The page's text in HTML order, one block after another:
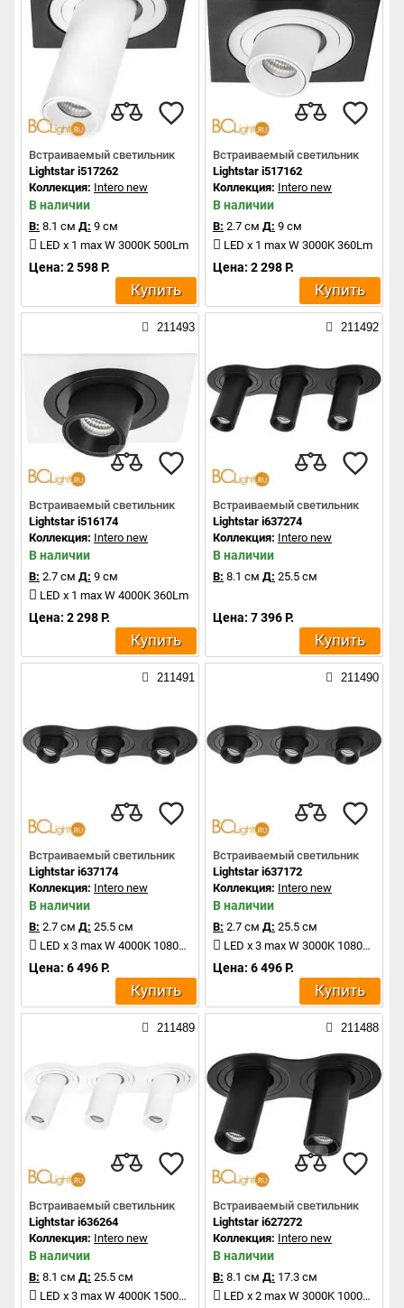
Встраиваемый светильник
Lightstar i517262
Коллекция: Intero new
В наличии
В: 8.1 см Д: 9 см
LED x 1 max W 3000K 500Lm
Цена: 2 598 Р.
Купить
Встраиваемый светильник
Lightstar i517162
Коллекция: Intero new
В наличии
В: 2.7 см Д: 9 см
LED x 1 max W 3000K 360Lm
Цена: 2 298 Р.
Купить
211493
Встраиваемый светильник
Lightstar i516174
Коллекция: Intero new
В наличии
В: 2.7 см Д: 9 см
LED x 1 max W 4000K 360Lm
Цена: 2 298 Р.
Купить
211492
Встраиваемый светильник
Lightstar i637274
Коллекция: Intero new
В наличии
В: 8.1 см Д: 25.5 см
Цена: 7 396 Р.
Купить
211491
Встраиваемый светильник
Lightstar i637174
Коллекция: Intero new
В наличии
В: 2.7 см Д: 25.5 см
LED x 3 max W 4000K 1080Lm
Цена: 6 496 Р.
Купить
211490
Встраиваемый светильник
Lightstar i637172
Коллекция: Intero new
В наличии
В: 2.7 см Д: 25.5 см
LED x 3 max W 3000K 1080Lm
Цена: 6 496 Р.
Купить
211489
Встраиваемый светильник
Lightstar i636264
Коллекция: Intero new
В наличии
В: 8.1 см Д: 25.5 см
LED x 3 max W 4000K 1500Lm
211488
Встраиваемый светильник
Lightstar i627272
Коллекция: Intero new
В наличии
В: 8.1 см Д: 17.3 см
LED x 2 max W 3000K 1000Lm